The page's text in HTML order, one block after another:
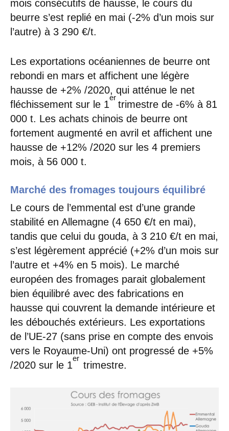
mois consécutifs de hausse, le cours du
beurre s’est replié en mai (-2% d’un mois sur
l’autre) à 3 290 €/t.
Les exportations océaniennes de beurre ont
rebondi en mars et affichent une légère
hausse de +2% /2020, qui atténue le net
fléchissement sur le 1
er
trimestre de -6% à 81
000 t. Les achats chinois de beurre ont
fortement augmenté en avril et affichent une
hausse de +12% /2020 sur les 4 premiers
mois, à 56 000 t.
Marché des fromages toujours équilibré
Le cours de l’emmental est d’une grande
stabilité en Allemagne (4 650 €/t en mai),
tandis que celui du gouda, à 3 210 €/t en mai,
s’est légèrement apprécié (+2% d’un mois sur
l’autre et +4% en 5 mois). Le marché
européen des fromages parait globalement
bien équilibré avec des fabrications en
hausse qui couvrent la demande intérieure et
les débouchés extérieurs. Les exportations
de l’UE-27 (sans prise en compte des envois
vers le Royaume-Uni) ont progressé de +5%
/2020 sur le 1
er
trimestre.